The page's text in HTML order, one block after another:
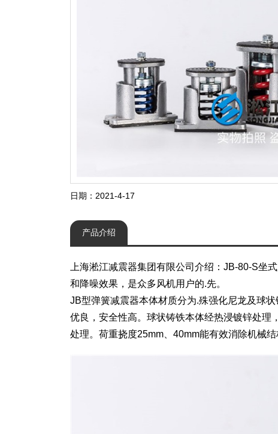
日期：2021-4-17
产品介绍
上海淞江减震器集团有限公司介绍：JB-80-S坐
和降噪效果，是众多风机用户的.先。
JB型弹簧减震器本体材质分为.殊强化尼龙及球
优良，安全性高。球状铸铁本体经热浸镀锌处理
处理。荷重挠度25mm、40mm能有效消除机械结